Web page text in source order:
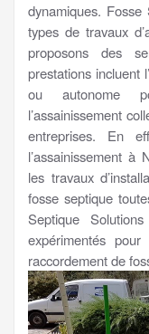
dynamiques.
types de travaux
proposons des
prestations incluent
ou autonome
l’assainissement
entreprises. En
l’assainissement à
les travaux
fosse septique
Septique
expérimentés
raccordement de